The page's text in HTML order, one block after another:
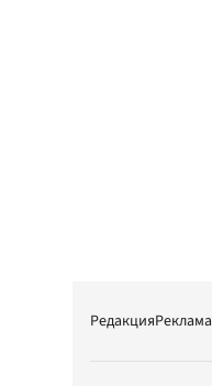
РедакцияРеклама